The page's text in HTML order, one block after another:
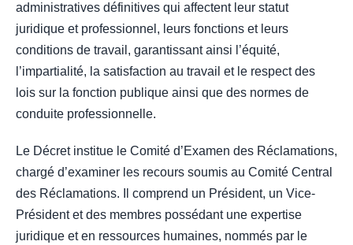
administratives définitives qui affectent leur statut
juridique et professionnel, leurs fonctions et leurs
conditions de travail, garantissant ainsi l’équité,
l’impartialité, la satisfaction au travail et le respect des
lois sur la fonction publique ainsi que des normes de
conduite professionnelle.
Le Décret institue le Comité d’Examen des Réclamations,
chargé d’examiner les recours soumis au Comité Central
des Réclamations. Il comprend un Président, un Vice-
Président et des membres possédant une expertise
juridique et en ressources humaines, nommés par le